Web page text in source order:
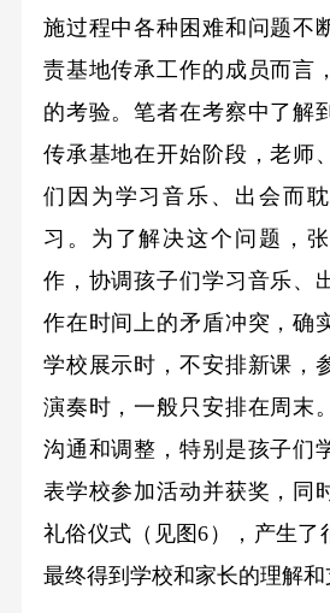
施过程中各种困难和问题不
责基地传承工作的成员而言
的考验。笔者在考察中了解
传承基地在开始阶段，老师
们因为学习音乐、出会而
习。为了解决这个问题，
作，协调孩子们学习音乐、
作在时间上的矛盾冲突，确
学校展示时，不安排新课，
演奏时，一般只安排在周末
沟通和调整，特别是孩子们
表学校参加活动并获奖，同
礼俗仪式（见图6），产生了
最终得到学校和家长的理解和